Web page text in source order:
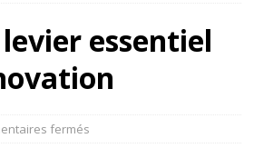
essentiel
fermés